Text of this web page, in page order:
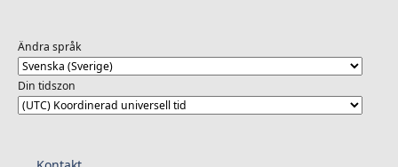
Ändra språk
Din tidszon